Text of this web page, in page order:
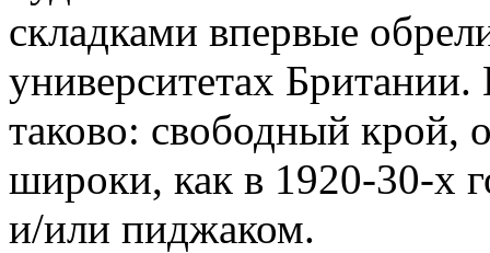
складками впервые
университетах
таково: свободный крой,
широки, как в 1920-30-х
и/или пиджаком.